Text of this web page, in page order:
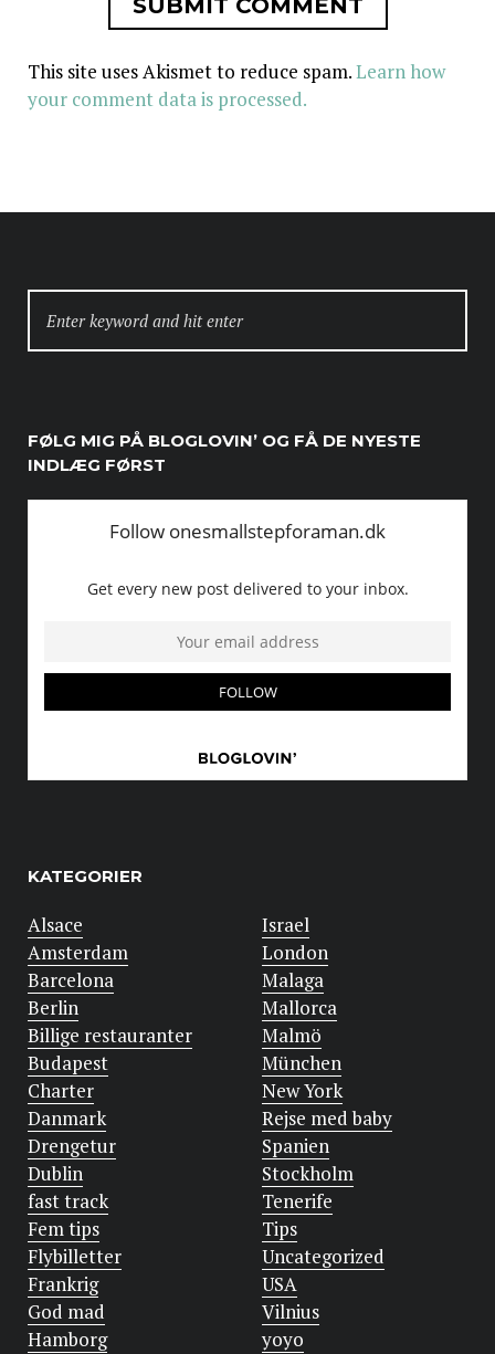
This site uses Akismet to reduce spam.Learn how
your comment data is processed.
FOR:
FØLG MIG PÅ BLOGLOVIN’ OG FÅ DE NYESTE
INDLÆG FØRST
KATEGORIER
Alsace
Amsterdam
Barcelona
Berlin
Billige restauranter
Budapest
Charter
Danmark
Drengetur
Dublin
fast track
Fem tips
Flybilletter
Frankrig
God mad
Hamborg
Israel
London
Malaga
Mallorca
Malmö
München
New York
Rejse med baby
Spanien
Stockholm
Tenerife
Tips
Uncategorized
USA
Vilnius
yoyo